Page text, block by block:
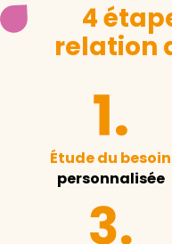
4
relation
Étude du besoin
personnalisée